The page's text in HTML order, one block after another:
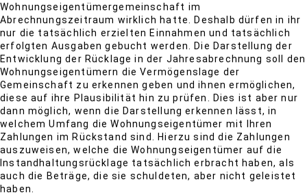
Wohnungseigentümergemeinschaft im
Abrechnungszeitraum wirklich hatte. Deshalb dürfen in ihr
nur die tatsächlich erzielten Einnahmen und tatsächlich
erfolgten Ausgaben gebucht werden. Die Darstellung der
Entwicklung der Rücklage in der Jahresabrechnung soll den
Wohnungseigentümern die Vermögenslage der
Gemeinschaft zu erkennen geben und ihnen ermöglichen,
diese auf ihre Plausibilität hin zu prüfen. Dies ist aber nur
dann möglich, wenn die Darstellung erkennen lässt, in
welchem Umfang die Wohnungseigentümer mit Ihren
Zahlungen im Rückstand sind. Hierzu sind die Zahlungen
auszuweisen, welche die Wohnungseigentümer auf die
Instandhaltungsrücklage tatsächlich erbracht haben, als
auch die Beträge, die sie schuldeten, aber nicht geleistet
haben.